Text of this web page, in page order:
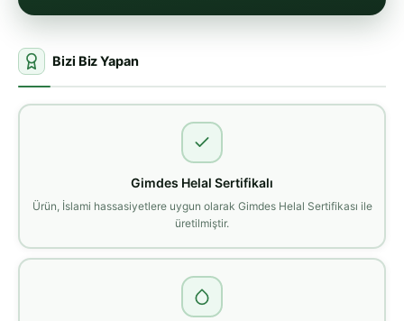
Bizi Biz Yapan
Gimdes Helal Sertifikalı
Ürün, İslami hassasiyetlere uygun olarak Gimdes Helal Sertifikası ile
üretilmiştir.